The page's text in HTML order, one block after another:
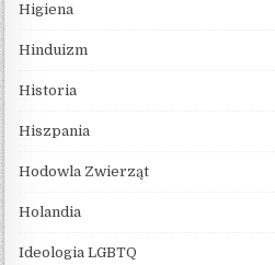
Higiena
Hinduizm
Historia
Hiszpania
Hodowla Zwierząt
Holandia
Ideologia LGBTQ